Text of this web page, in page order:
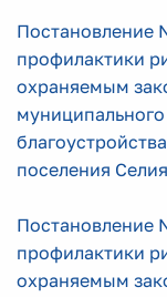
профилактики
охраняемым
поселения
Постановление
профилактики
охраняемым